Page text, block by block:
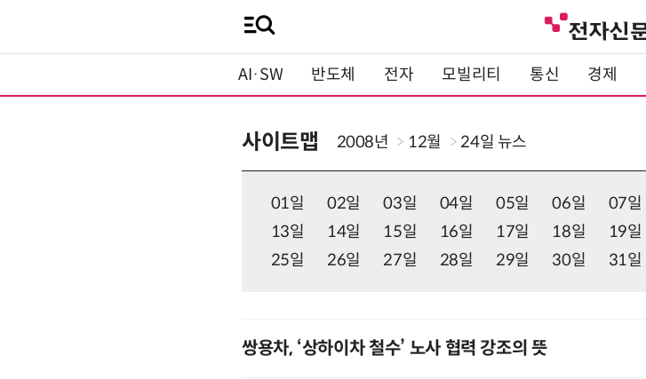
AI·SW 반도체 전자 모빌리티 통신 경제
사이트맵 2008년 12월 24일 뉴스
01일 02일 03일 04일 05일 06일 07일
13일
14일 15일 16일 17일 18일 19일
25일
26일 27일 28일 29일 30일 31일
쌍용차, ‘상하이차 철수’ 노사 협력 강조의 뜻